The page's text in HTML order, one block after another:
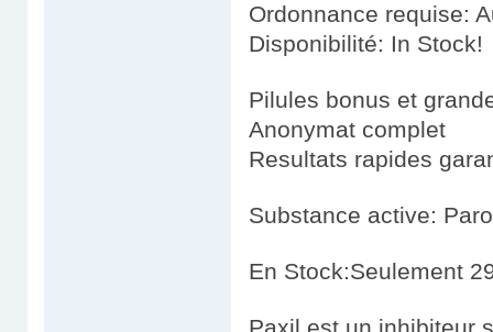
Ordonnance requise:
Disponibilité: In Stock!
Pilules bonus et
Anonymat complet
Resultats rapides
Substance active:
En Stock:Seulement